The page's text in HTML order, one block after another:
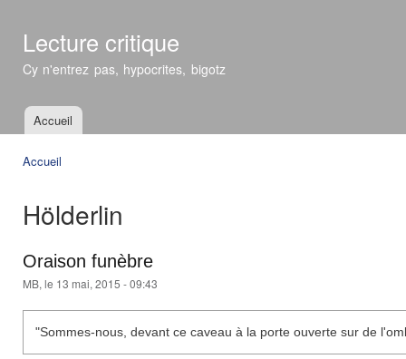
Lecture critique
Cy n'entrez pas, hypocrites, bigotz
Menu principal
Accueil
Accueil
Hölderlin
Oraison funèbre
MB, le 13 mai, 2015 - 09:43
"Sommes-nous, devant ce caveau à la porte ouverte sur de